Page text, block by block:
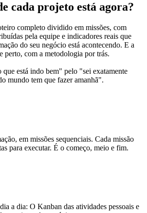
cada projeto está agora?
completo dividido em missões, com
pela equipe e indicadores reais que
do seu negócio está acontecendo. E a
perto, com a metodologia por trás.
está indo bem" pelo "sei exatamente
mundo tem que fazer amanhã".
em missões sequenciais. Cada missão
para executar. É o começo, meio e fim.
a dia: O Kanban das atividades pessoais e